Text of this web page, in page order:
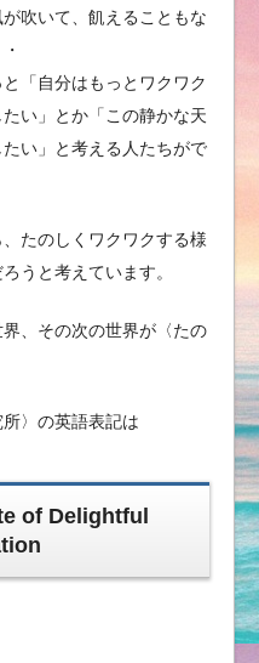
吹いて、飢えることもな
「自分はもっとワクワク
い」とか「この静かな天
い」と考える人たちがで
たのしくワクワクする様
うと考えています。
、その次の世界が〈たの
〉の英語表記は
of Delightful